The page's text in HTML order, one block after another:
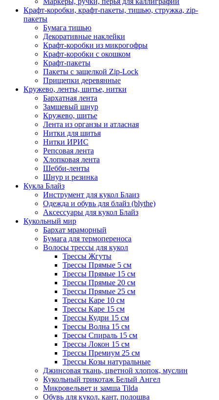
Крафт-коробки, крафт-пакеты, тишью, стружка, zip-
пакеты
Бумага тишью
Декоративные наклейки
Крафт-коробки из микрогофры
Крафт-коробки с окошком
Крафт-пакеты
Пакеты с защелкой Zip-Lock
Прищепки деревянные
Кружево, ленты, шитье, нитки
Бархатная лента
Замшевый шнур
Кружево, шитье
Лента из органзы и атласная
Нитки для шитья
Нитки ИРИС
Репсовая лента
Хлопковая лента
Шебби-ленты
Шнур и резинка
Кукла Блайз
Инструмент для кукол Блаиз
Одежда и обувь для блайз (blythe)
Аксессуары для кукол Блайз
Кукольный мир
Бархат мраморный
Бумага для термопереноса
Волосы трессы для кукол
Трессы Жгуты
Трессы Прямые 5 см
Трессы Прямые 15 см
Трессы Прямые 20 см
Трессы Прямые 25 см
Трессы Каре 10 см
Трессы Каре 15 см
Трессы Кудри 15 см
Трессы Волна 15 см
Трессы Спираль 15 см
Трессы Локон 15 см
Трессы Премиум 25 см
Трессы Козы натуральные
Джинсовая ткань, цветной хлопок, муслин
Кукольный трикотаж Белый Ангел
Микровельвет и замша Tilda
Обувь для кукол, кант, подошва